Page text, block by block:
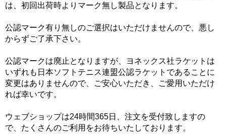
は、初回出荷時よりマーク無し製品となります。
公認マーク有り無しのご選択はいただけませんので、悪し
からずご了承下さい。
公認マークは廃止となりますが、ヨネックス社ラケットは
いずれも日本ソフトテニス連盟公認ラケットであることに
変更はありませんので、ご安心いただき、ご愛用いただけ
れば幸いです。
ウェブショップは24時間365日、注文を受付致しますの
で、たくさんのご利用をお待ちいたしております。